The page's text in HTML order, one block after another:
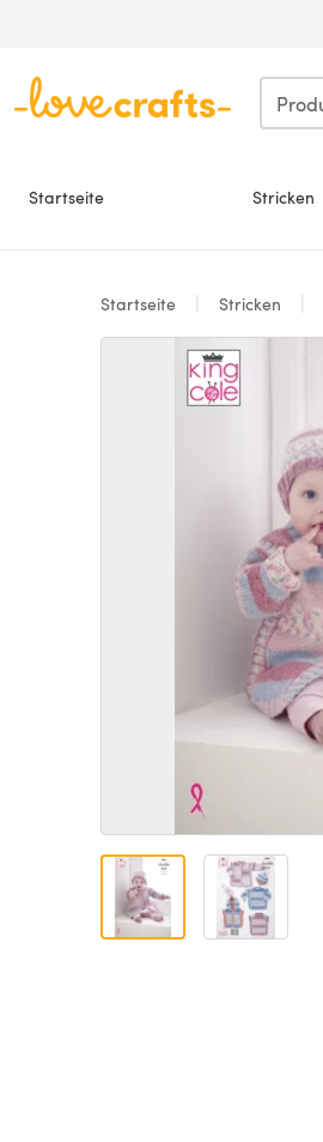
Startseite Stricken
Startseite Stricken